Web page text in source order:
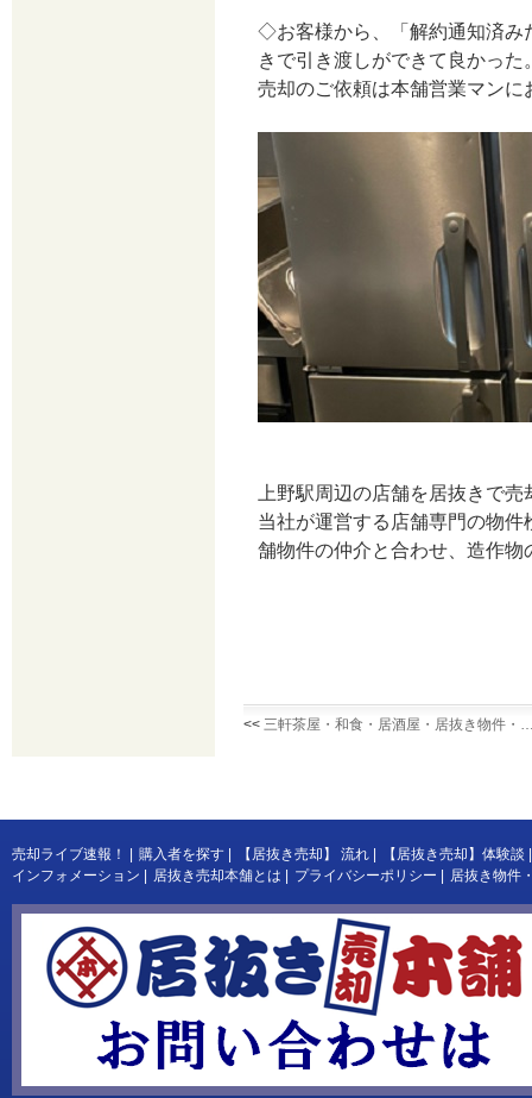
◇お客様から、「解約通知済み
きで引き渡しができて良かっ
売却のご依頼は本舗営業マンに
上野駅周辺の店舗を居抜きで
当社が運営する店舗専門の物
舗物件の仲介と合わせ、造作
<< 三軒茶屋・和食・居酒屋・居抜き物件・
売却ライブ速報！ 購入者を探す 【居抜き売却】 流れ 【居抜き売却】体験談
インフォメーション
居抜き売却本舗とは プライバシーポリシー 居抜き物件